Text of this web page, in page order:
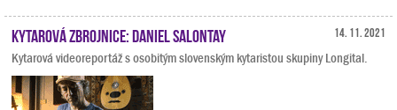
14. 11. 2021
Kytarová zbrojnice: Daniel Salontay
Kytarová videoreportáž s osobitým slovenským kytaristou skupiny Longital.